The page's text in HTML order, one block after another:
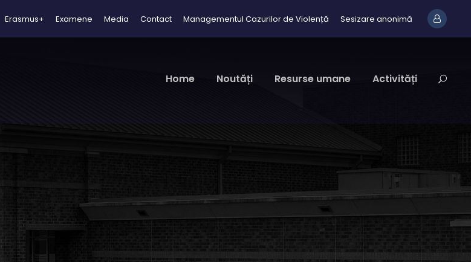
Erasmus+ Examene Media Contact Managementul Cazurilor de Violență Sesizare anonimă
Home Noutăți Resurse umane Activități